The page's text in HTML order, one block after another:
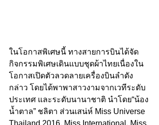
ในโอกาสพิเศษนี้ ทางสายการบินได้จัด
กิจกรรมพิเศษเดินแบบชุดผ้าไทยเนื่องใน
โอกาสเปิดตัวลวดลายเครื่องบินลำดัง
กล่าว โดยได้พาพาสาวงามจากเวทีระดับ
ประเทศ และระดับนานาชาติ นำโดย“น้อง
น้ำตาล” ชลิตา ส่วนเสน่ห์ Miss Universe
Thailand 2016, Miss International, Miss